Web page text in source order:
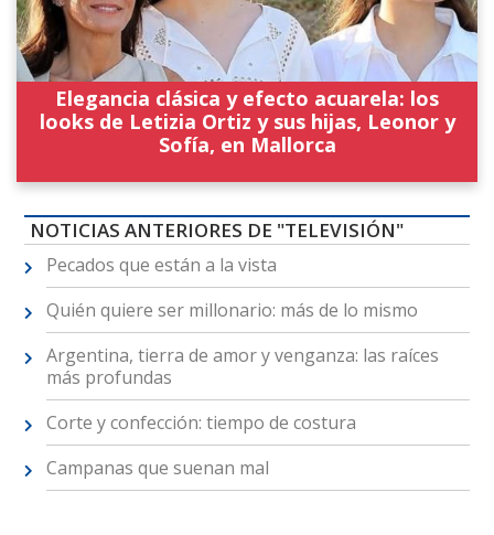
Elegancia clásica y efecto acuarela: los
looks de Letizia Ortiz y sus hijas, Leonor y
Sofía, en Mallorca
NOTICIAS ANTERIORES DE "TELEVISIÓN"
Pecados que están a la vista
Quién quiere ser millonario: más de lo mismo
Argentina, tierra de amor y venganza: las raíces
más profundas
Corte y confección: tiempo de costura
Campanas que suenan mal